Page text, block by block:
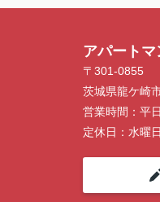
アパート
〒301-0855
茨城県龍ケ崎
営業時間： 平
定休日： 水曜日